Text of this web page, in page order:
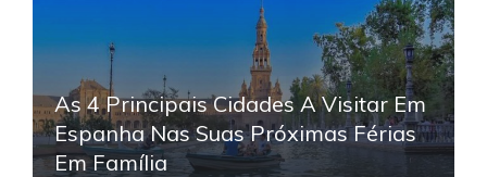
As 4 Principais Cidades A Visitar Em
Espanha Nas Suas Próximas Férias
Em Família